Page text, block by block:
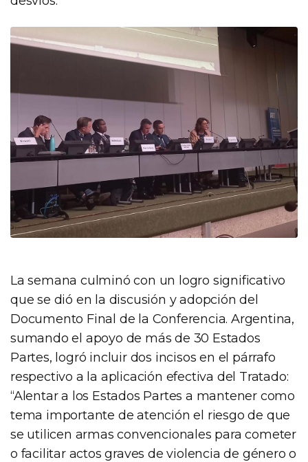
La semana culminó con un logro significativo
que se dió en la discusión y adopción del
Documento Final de la Conferencia. Argentina,
sumando el apoyo de más de 30 Estados
Partes, logró incluir dos incisos en el párrafo
respectivo a la aplicación efectiva del Tratado:
“Alentar a los Estados Partes a mantener como
tema importante de atención el riesgo de que
se utilicen armas convencionales para cometer
o facilitar actos graves de violencia de género o